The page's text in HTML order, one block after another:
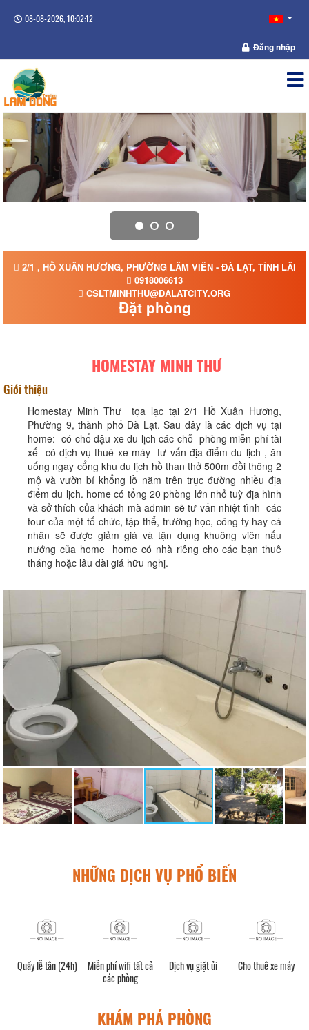
08-08-2026, 10:02:13
Đăng nhập
2/1 , HỒ XUÂN HƯƠNG, PHƯỜNG LÂM VIÊN - ĐÀ LẠT, TỈNH LÂM
0918006613
CSLTMINHTHU@DALATCITY.ORG
Đặt phòng
HOMESTAY MINH THƯ
Giới thiệu
Homestay Minh Thư tọa lạc tại 2/1 Hồ Xuân Hương,
Phường 9, thành phố Đà Lạt. Sau đây là các dịch vụ tại
home: có chổ đậu xe du lịch các chỗ phòng miễn phí tài
xế có dịch vụ thuê xe máy tư vấn địa điểm du lịch , ăn
uống ngay cổng khu du lịch hồ than thở 500m đồi thông 2
mộ và vườn bí khổng lồ nằm trên trục đường nhiều địa
điểm du lịch. home có tổng 20 phòng lớn nhỏ tuỳ địa hình
và sở thích của khách mà admin sẽ tư vấn nhiệt tình các
tour của một tổ chức, tập thể, trường học, công ty hay cá
nhân sẽ được giảm giá và tận dụng khuông viên nấu
nướng của home home có nhà riêng cho các bạn thuê
tháng hoặc lâu dài giá hữu nghị.
NHỮNG DỊCH VỤ PHỔ BIẾN
Quầy lễ tân (24h)
Miễn phí wifi tất cả
các phòng
Dịch vụ giặt ủi Cho thuê xe máy
KHÁM PHÁ PHÒNG